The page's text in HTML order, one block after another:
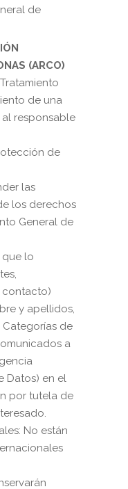
de
(ARCO)
de una
responsable
de
las
los derechos
General de
que lo
contacto)
y apellidos,
de
a
Datos) en el
por tutela de
No están